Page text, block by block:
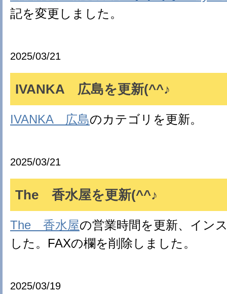
記を変更しました。
2025/03/21
IVANKA 広島を更新(^^♪
IVANKA 広島のカテゴリを更新。
2025/03/21
The 香水屋を更新(^^♪
The 香水屋の営業時間を更新、イン
した。FAXの欄を削除しました。
2025/03/19